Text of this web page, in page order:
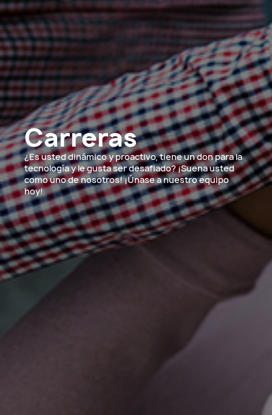
Carreras
¿Es usted dinámico y proactivo, tiene un don para la
tecnología y le gusta ser desafiado? ¡Suena usted
como uno de nosotros! ¡Únase a nuestro equipo
hoy!